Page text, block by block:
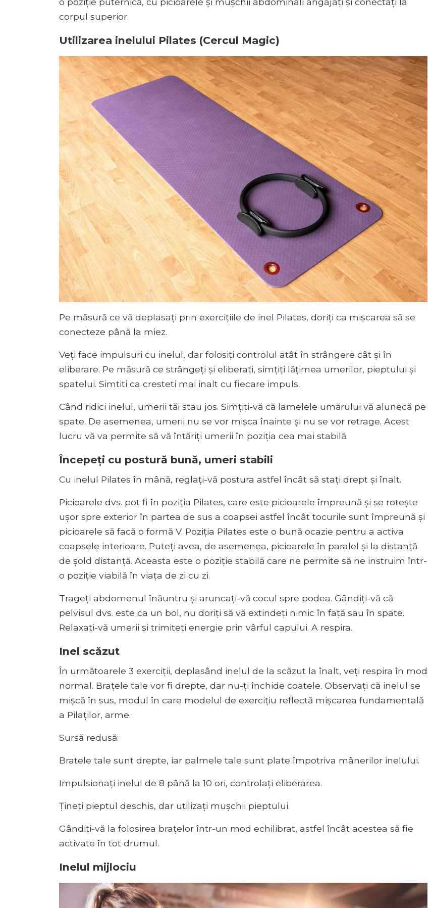
corpul superior.
Utilizarea inelului Pilates (Cercul Magic)
Pe măsură ce vă deplasați prin exercițiile de inel Pilates, doriți ca mișcarea să se
conecteze până la miez.
Veți face impulsuri cu inelul, dar folosiți controlul atât în ​​strângere cât și în
eliberare. Pe măsură ce strângeți și eliberați, simțiți lățimea umerilor, pieptului și
spatelui. Simtiti ca cresteti mai inalt cu fiecare impuls.
Când ridici inelul, umerii tăi stau jos. Simțiți-vă că lamelele umărului vă alunecă pe
spate. De asemenea, umerii nu se vor mișca înainte și nu se vor retrage. Acest
lucru vă va permite să vă întăriți umerii în poziția cea mai stabilă.
Începeți cu postură bună, umeri stabili
Cu inelul Pilates în mână, reglați-vă postura astfel încât să stați drept și înalt.
Picioarele dvs. pot fi în poziția Pilates, care este picioarele împreună și se rotește
ușor spre exterior în partea de sus a coapsei astfel încât tocurile sunt împreună și
picioarele să facă o formă V. Poziția Pilates este o bună ocazie pentru a activa
coapsele interioare. Puteți avea, de asemenea, picioarele în paralel și la distanță
de șold distanță. Aceasta este o poziție stabilă care ne permite să ne instruim într-
o poziție viabilă în viața de zi cu zi.
Trageți abdomenul înăuntru și aruncați-vă cocul spre podea. Gândiți-vă că
pelvisul dvs. este ca un bol, nu doriți să vă extindeți nimic în față sau în spate.
Relaxați-vă umerii și trimiteți energie prin vârful capului. A respira.
Inel scăzut
În următoarele 3 exerciții, deplasând inelul de la scăzut la înalt, veți respira în mod
normal. Brațele tale vor fi drepte, dar nu-ți închide coatele. Observați că inelul se
mișcă în sus, modul în care modelul de exercițiu reflectă mișcarea fundamentală
a Pilaților, arme.
Sursă redusă:
Bratele tale sunt drepte, iar palmele tale sunt plate împotriva mânerilor inelului.
Impulsionați inelul de 8 până la 10 ori, controlați eliberarea.
Țineți pieptul deschis, dar utilizați mușchii pieptului.
Gândiți-vă la folosirea brațelor într-un mod echilibrat, astfel încât acestea să fie
activate în tot drumul.
Inelul mijlociu